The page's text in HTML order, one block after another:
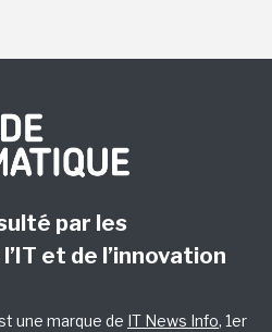
par les
et de l’innovation
une marque de IT News Info, 1er